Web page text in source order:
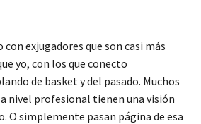
con exjugadores que son casi más
yo, con los que conecto
de basket y del pasado. Muchos
nivel profesional tienen una visión
O simplemente pasan página de esa